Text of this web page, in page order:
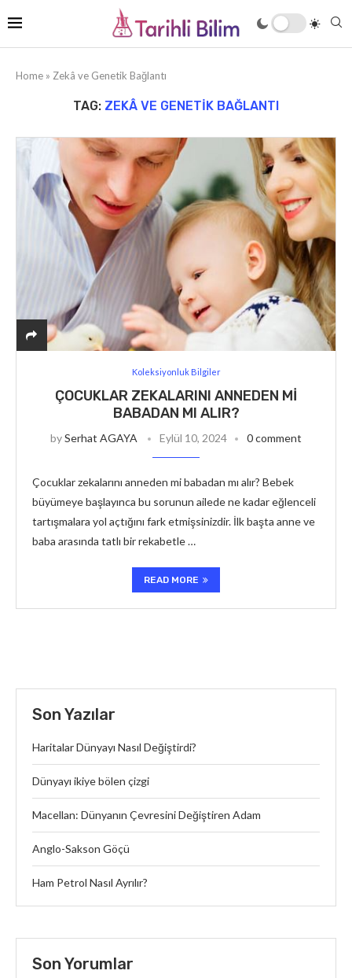
Home » Zekâ ve Genetik Bağlantı
TAG: ZEKÂ VE GENETIK BAĞLANTI
Koleksiyonluk Bilgiler
ÇOCUKLAR ZEKALARINI ANNEDEN MI
BABADAN MI ALIR?
bySerhat AGAYA Eylül 10, 2024 0 comment
Çocuklar zekalarını anneden mi babadan mı alır? Bebek
büyümeye başlayınca bu sorunun ailede ne kadar eğlenceli
tartışmalara yol açtığını fark etmişsinizdir. İlk başta anne ve
baba arasında tatlı bir rekabetle …
READ MORE
Son Yazılar
Haritalar Dünyayı Nasıl Değiştirdi?
Dünyayı ikiye bölen çizgi
Macellan: Dünyanın Çevresini Değiştiren Adam
Anglo-Sakson Göçü
Ham Petrol Nasıl Ayrılır?
Son Yorumlar